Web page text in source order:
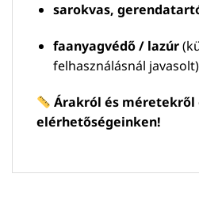
sarokvas,
faanyagvédő / lazúr
felhasználásnál javasolt)
Árakról és
elérhetőségeinken!